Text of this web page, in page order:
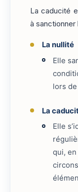
La caducité
à
La nullité
Elle
lors
La
Elle
qui, en